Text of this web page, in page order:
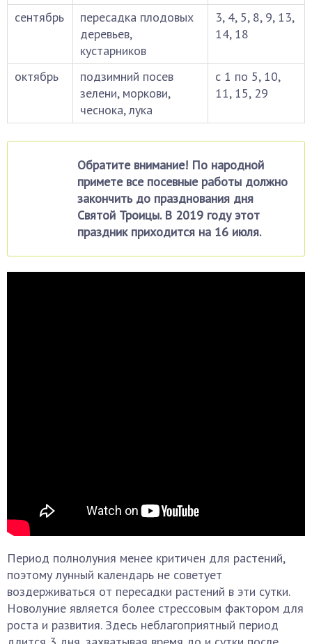
сентябрь
пересадка плодовых
деревьев,
кустарников
3, 4, 5, 8, 9, 13,
14, 18
октябрь
подзимний посев
зелени, моркови,
чеснока, лука
с 1 по 5, 10,
11, 15, 29
Обратите внимание! По народной
примете все посевные работы должно
закончить до празднования дня
Святой Троицы. В 2019 году этот
праздник приходится на 16 июля.
Период полнолуния менее критичен для растений,
поэтому лунный календарь не советует
воздерживаться от пересадки растений в эти сутки.
Новолуние является более стрессовым фактором для
роста и развития. Здесь неблагоприятный период